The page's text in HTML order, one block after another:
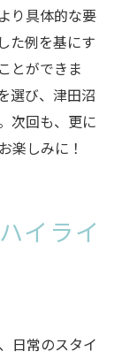
り具体的な要
た例を基にす
とができま
選び、津田沼
次回も、更に
楽しみに！
イライ
日常のスタイ